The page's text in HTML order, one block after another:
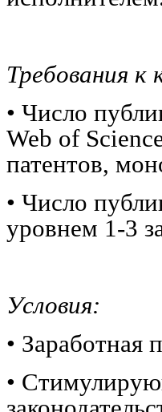
Требования к
• Число
Web of
патентов,
• Число
уровнем 1-3
Условия:
• Заработная
•